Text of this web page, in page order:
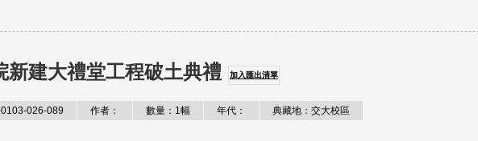
新建大禮堂工程破土典禮 加入匯出清單
026-089 作者： 數量：1幅 年代： 典藏地：交大校區